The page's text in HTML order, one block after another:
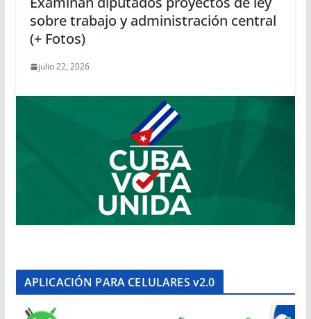
sobre trabajo y administración central
(+ Fotos)
julio 22, 2026
APLICACIÓN PARA CELULARES v2.0